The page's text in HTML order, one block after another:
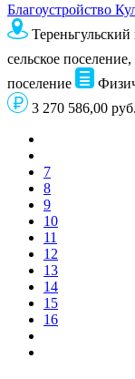
Благоустройство
сельское
поселение
3 270 586,00 руб.
7
8
9
10
11
12
13
14
15
16